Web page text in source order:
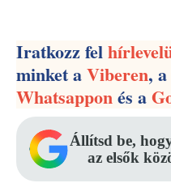
Iratkozz fel
minket aViberen, a
Whatsapponés a
Állítsd be,
az elsők